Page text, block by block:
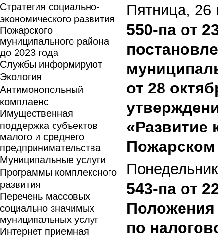
Стратегия социально-
экономического развития
Пожарского
муниципального района
до 2023 года
Службы информируют
Экология
Антимонопольный
комплаенс
Имущественная
поддержка субъектов
малого и среднего
предпринимательства
Муниципальные услуги
Программы комплексного
развития
Перечень массовых
социально значимых
муниципальных услуг
Интернет приемная
Пятница, 26
550-па от
от 28
«Развитие
543-па от
по